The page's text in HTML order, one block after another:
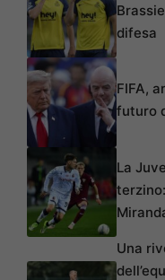
difesa
FIFA,
futuro
La
Una